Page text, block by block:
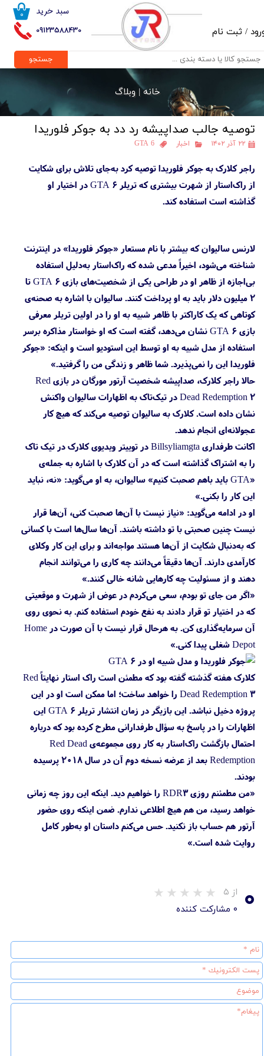
09123588430
۰ سبد خرید
/ ثبت نام
حساب کاربری من
تغییر گذر واژه
خروج از حساب کاربری
جستجو
خانه |وبلاگ
توصیه جالب صداپیشه رد دد به جوکر فلوریدا
۲۲ آذر ۱۴۰۲ اخبار GTA 6
راجر کلارک به جوکر فلوریدا توصیه کرد به‌جای تلاش برای شکایت
از راک‌استار از شهرت بیشتری که تریلر GTA 6 در اختیار او
گذاشته است استفاده کند.
لارنس سالیوان که بیشتر با نام مستعار «جوکر فلوریدا» در اینترنت
شناخته می‌شود، اخیراً مدعی شده که راک‌استار به‌دلیل استفاده
بی‌اجازه از ظاهر او در طراحی یکی از شخصیت‌های بازی GTA 6 تا
۲ میلیون دلار باید به او پرداخت کنند. سالیوان با اشاره به صحنه‌ی
کوتاهی که یک کاراکتر با ظاهر شبیه به او را در اولین تریلر معرفی
بازی GTA 6 نشان می‌دهد، گفته است که او خواستار مذاکره برسر
استفاده از مدل شبیه به او توسط این استودیو است و اینکه: «جوکر
فلوریدا این را نمی‌پذیرد. شما ظاهر و زندگی من را گرفتید.»
حالا راجر کلارک، صداپیشه شخصیت آرتور مورگان در بازی Red
Dead Redemption 2 در تیک‌تاک به اظهارات سالیوان واکنش
نشان داده است. کلارک به سالیوان توصیه می‌کند که هیچ کار
عجولانه‌ای انجام ندهد.
اکانت طرفداری Billsyliamgta در توییتر ویدیوی کلارک در تیک تاک
را به اشتراک گذاشته است که در آن کلارک با اشاره به جمله‌ی
«GTA باید باهم صحبت کنیم» سالیوان، به او می‌گوید: «نه، نباید
این کار را بکنی.»
او در ادامه می‌گوید: «نیاز نیست با آن‌ها صحبت کنی، آن‌ها قرار
نیست چنین صحبتی با تو داشته باشند. آن‌ها سال‌ها است با کسانی
که به‌دنبال شکایت از آن‌ها هستند مواجه‌‌اند و برای این کار وکلای
کارآمدی دارند. آن‌ها دقیقاً می‌دانند چه کاری را می‌توانند انجام
دهند و از مسئولیت چه کارهایی شانه خالی کنند.»
«اگر من جای تو بودم، سعی می‌کردم در عوض از شهرت و موقعیتی
که در اختیار تو قرار دادند به نفع خودم استفاده کنم. به نحوی روی
آن سرمایه‌گذاری کن. به هرحال قرار نیست با آن صورت در Home
Depot شغلی پیدا کنی.»
کلارک هفته گذشته گفته بود که مطمئن است راک استار نهایتاً Red
Dead Redemption 3 را خواهد ساخت؛ اما ممکن است او در این
پروژه دخیل نباشد. این بازیگر در زمان انتشار تریلر GTA 6 این
اظهارات را در پاسخ به سؤال طرفدارانی مطرح کرده بود که درباره
احتمال بازگشت راک‌استار به کار روی مجموعه‌ی Red Dead
Redemption بعد از عرضه نسخه دوم آن در سال ۲۰۱۸ پرسیده
بودند.
«من مطمئنم روزی RDR3 را خواهیم دید. اینکه این روز چه زمانی
خواهد رسید، من هم هیچ اطلاعی ندارم. ضمن اینکه روی حضور
آرتور هم حساب باز نکنید. حس می‌کنم داستان او به‌طور کامل
روایت شده است.»
۰ از ۵
۰ مشارکت کننده